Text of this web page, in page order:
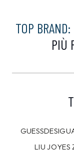
TOP BRAND:
PIÙ
GUESS
LIU JOYES